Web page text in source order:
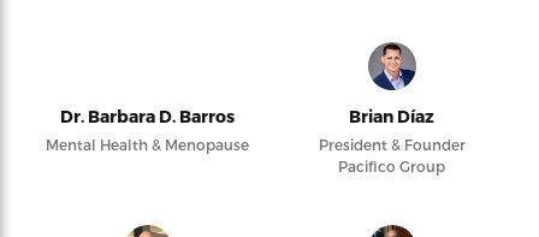
Dr. Barbara D. Barros
Mental Health & Menopause
Brian Díaz
President & Founder
Pacifico Group